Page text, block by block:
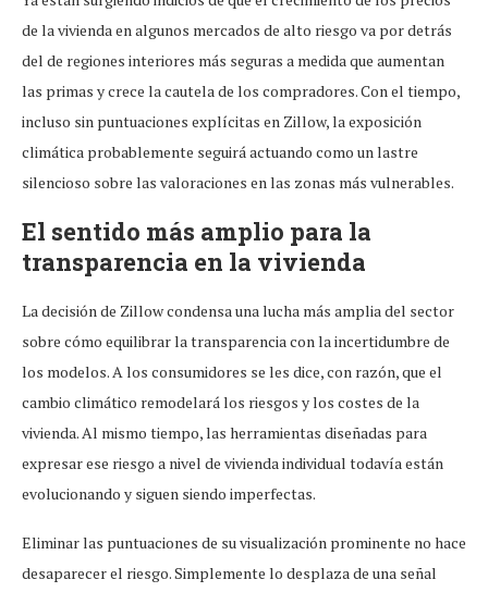
de la vivienda en algunos mercados de alto riesgo va por detrás
del de regiones interiores más seguras a medida que aumentan
las primas y crece la cautela de los compradores. Con el tiempo,
incluso sin puntuaciones explícitas en Zillow, la exposición
climática probablemente seguirá actuando como un lastre
silencioso sobre las valoraciones en las zonas más vulnerables.
El sentido más amplio para la
transparencia en la vivienda
La decisión de Zillow condensa una lucha más amplia del sector
sobre cómo equilibrar la transparencia con la incertidumbre de
los modelos. A los consumidores se les dice, con razón, que el
cambio climático remodelará los riesgos y los costes de la
vivienda. Al mismo tiempo, las herramientas diseñadas para
expresar ese riesgo a nivel de vivienda individual todavía están
evolucionando y siguen siendo imperfectas.
Eliminar las puntuaciones de su visualización prominente no hace
desaparecer el riesgo. Simplemente lo desplaza de una señal